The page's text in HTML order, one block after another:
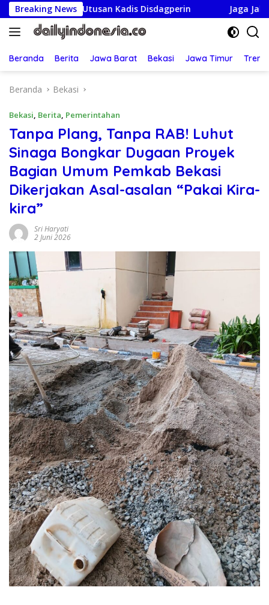
Langsung
ke
konten
Breaking News
Kadis Disdagperin Jaga Jakarta On The Spot:
Beranda Berita Jawa Barat Bekasi Jawa Timur
Beranda Bekasi
Bekasi, Berita, Pemerintahan
Tanpa Plang, Tanpa RAB! Luhut
Sinaga Bongkar Dugaan Proyek
Bagian Umum Pemkab Bekasi
Dikerjakan Asal-asalan “Pakai Kira-
kira”
Sri Haryati
2 Juni 2026